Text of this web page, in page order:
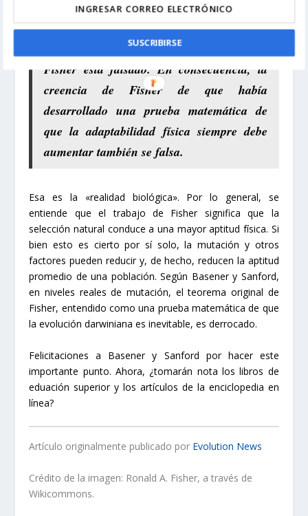
Debido a que ahora se reconoce que la
premisa que subyace al corolario de Fisher
es completamente errónea, el corolario de
Fisher está falsado. En consecuencia, la
creencia de Fisher de que había
desarrollado una prueba matemática de
que la adaptabilidad física siempre debe
aumentar también se falsa.
Esa es la «realidad biológica». Por lo general, se
entiende que el trabajo de Fisher significa que la
selección natural conduce a una mayor aptitud física. Si
bien esto es cierto por sí solo, la mutación y otros
factores pueden reducir y, de hecho, reducen la aptitud
promedio de una población. Según Basener y Sanford,
en niveles reales de mutación, el teorema original de
Fisher, entendido como una prueba matemática de que
la evolución darwiniana es inevitable, es derrocado.
Felicitaciones a Basener y Sanford por hacer este
importante punto. Ahora, ¿tomarán nota los libros de
eduación superior y los artículos de la enciclopedia en
línea?
Artículo originalmente publicado por Evolution News
Crédito de la imagen: Ronald A. Fisher, a través de
Wikicommons.
SUSCRIBIRSE